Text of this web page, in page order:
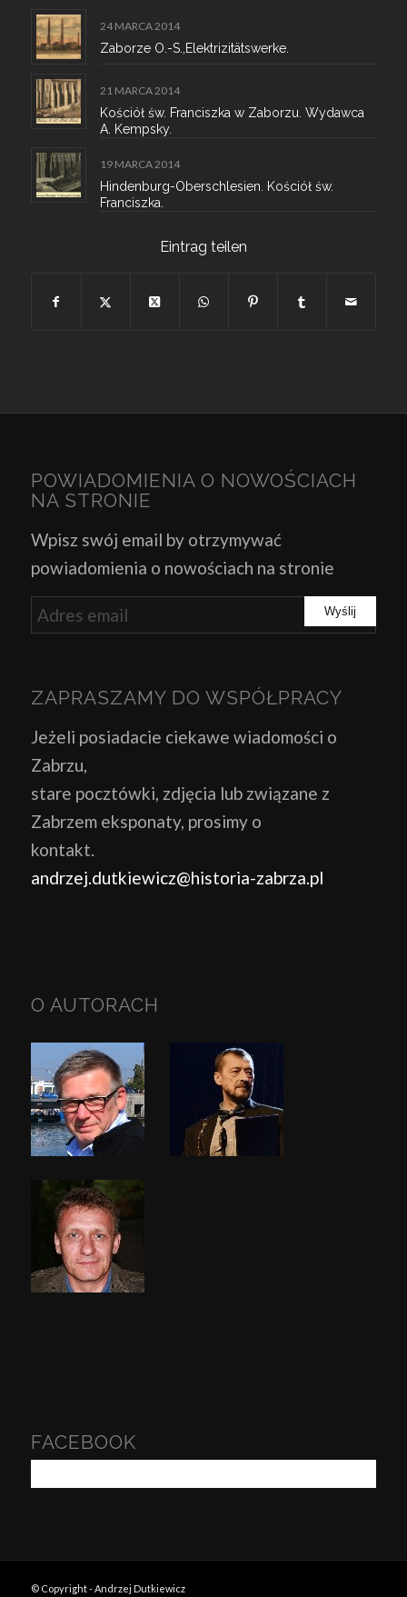
24 MARCA 2014
Zaborze O.-S.,Elektrizitätswerke.
21 MARCA 2014
Kościół św. Franciszka w Zaborzu. Wydawca
A. Kempsky.
19 MARCA 2014
Hindenburg-Oberschlesien. Kościół św.
Franciszka.
Eintrag teilen
POWIADOMIENIA O NOWOŚCIACH
NA STRONIE
Wpisz swój email by otrzymywać
powiadomienia o nowościach na stronie
ZAPRASZAMY DO WSPÓŁPRACY
Jeżeli posiadacie ciekawe wiadomości o
Zabrzu,
stare pocztówki, zdjęcia lub związane z
Zabrzem eksponaty, prosimy o
kontakt.
andrzej.dutkiewicz@historia-zabrza.pl
O AUTORACH
FACEBOOK
© Copyright - Andrzej Dutkiewicz